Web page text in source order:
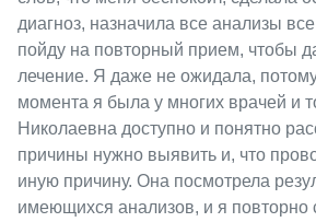
диагноз, назначила все анализы
пойду на повторный прием, чтобы
лечение. Я даже не ожидала, потому
момента я была у многих врачей и
Николаевна доступно и понятно
причины нужно выявить и, что
иную причину. Она посмотрела
имеющихся анализов, и я повторно